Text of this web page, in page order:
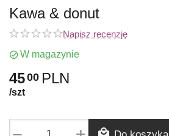
Kawa & donut
Napisz recenzję
W magazynie
4500 PLN
/szt